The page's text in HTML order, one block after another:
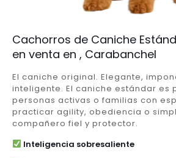
Cachorros de Caniche
en venta en , Carabanchel
El caniche original. Elegante,
inteligente. El caniche estándar es
personas activas o familias con
practicar agility, obediencia o
compañero fiel y protector.
Inteligencia sobresaliente